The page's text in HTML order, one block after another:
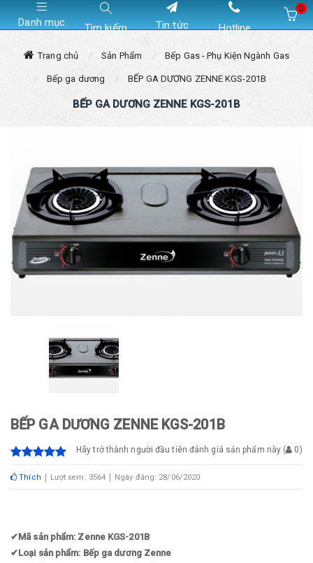
Danh mục Tìm kiếm Tin tức Hotline
0
Trang chủ Sản Phẩm Bếp Gas - Phụ Kiện Ngành Gas
Bếp ga dương BẾP GA DƯƠNG ZENNE KGS-201B
BẾP GA DƯƠNG ZENNE KGS-201B
BẾP GA DƯƠNG ZENNE KGS-201B
Hãy trở thành người đầu tiên đánh giá sản phẩm này ( 0)
Thích Lượt xem: 3564 Ngày đăng: 28/06/2020
✔Mã sản phẩm: Zenne KGS-201B
✔Loại sản phẩm: Bếp ga dương Zenne